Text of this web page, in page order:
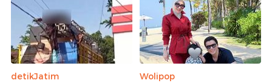
detikJatim
Wolipop